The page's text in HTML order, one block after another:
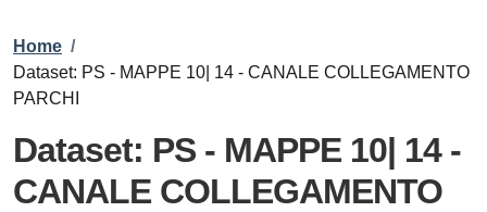
Briciole di pane
Home /
Dataset: PS - MAPPE 10| 14 - CANALE COLLEGAMENTO
PARCHI
Dataset: PS - MAPPE 10| 14 -
CANALE COLLEGAMENTO